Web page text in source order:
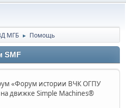
МГБ ► Помощь
SMF
«Форум истории ВЧК ОГПУ
движке Simple Machines®